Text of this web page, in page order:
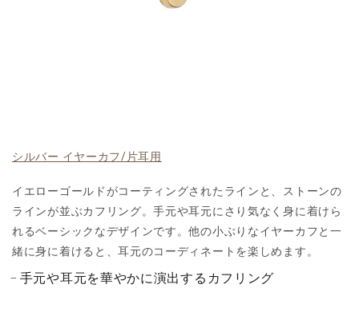
シルバー イヤーカフ/片耳用
イエローゴールドがコーティングされたラインと、ストーンの
ラインが並ぶカフリング。手元や耳元にさり気なく身に着けら
れるベーシックなデザインです。他の小ぶりなイヤーカフと一
緒に身に着けると、耳元のコーディネートを楽しめます。
手元や耳元を華やかに演出するカフリング